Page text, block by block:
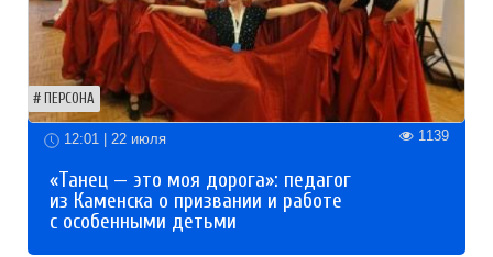
ПЕРСОНА
12:01 | 22 июля 1139
«Танец — это моя дорога»: педагог
из Каменска о призвании и работе
с особенными детьми